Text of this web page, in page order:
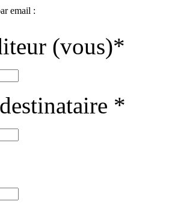
email :
(vous)*
*